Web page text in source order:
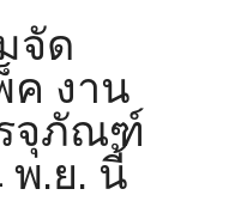
จัด
ค งาน
จุภัณฑ์
พ.ย. นี้